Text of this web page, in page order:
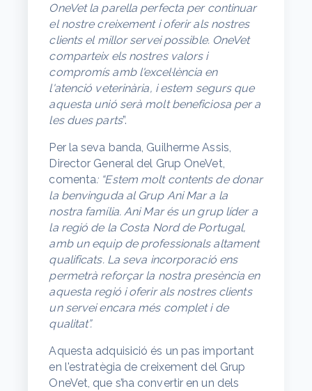
OneVet la parella perfecta per continuar
el nostre creixement i oferir als nostres
clients el millor servei possible. OneVet
comparteix els nostres valors i
compromís amb l'excel·lència en
l'atenció veterinària, i estem segurs que
aquesta unió serà molt beneficiosa per a
les dues parts”.
Per la seva banda, Guilherme Assis,
Director General del Grup OneVet,
comenta: “Estem molt contents de donar
la benvinguda al Grup Ani Mar a la
nostra família. Ani Mar és un grup líder a
la regió de la Costa Nord de Portugal,
amb un equip de professionals altament
qualificats. La seva incorporació ens
permetrà reforçar la nostra presència en
aquesta regió i oferir als nostres clients
un servei encara més complet i de
qualitat”.
Aquesta adquisició és un pas important
en l'estratègia de creixement del Grup
OneVet, que s’ha convertir en un dels